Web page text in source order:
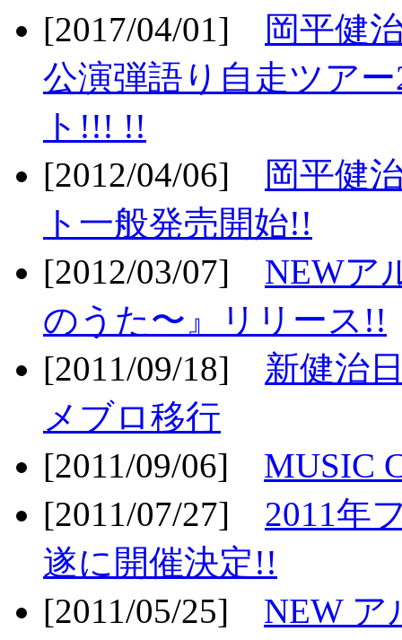
[2017/04/01]
岡平健
公演弾語り自走ツア
ト!!! !!
[2012/04/06]
岡平健
ト一般発売開始!!
[2012/03/07] NEWア
のうた〜』リリース!!
[2011/09/18] 新健治
メブロ移行
[2011/09/06] MUSIC
[2011/07/27] 2011年
遂に開催決定!!
[2011/05/25] NEW